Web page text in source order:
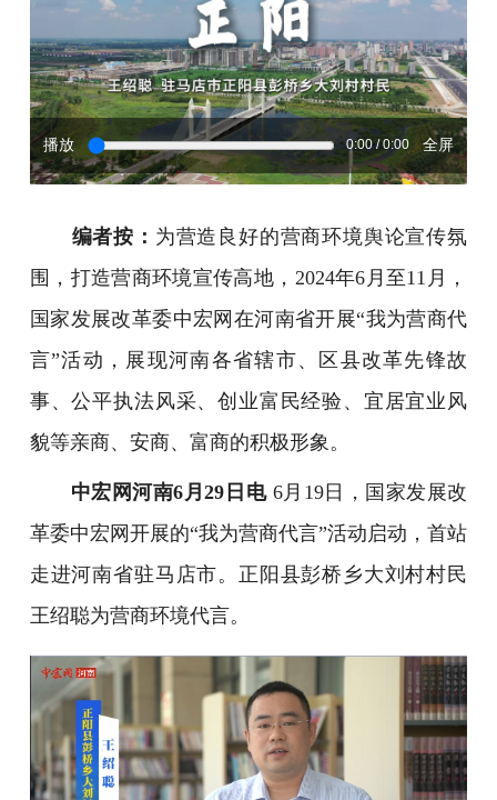
播放 0:00 / 0:00 全屏
编者按： 为营造良好的营商环境舆论宣传氛
围，打造营商环境宣传高地，2024年6月至11月，
国家发展改革委中宏网在河南省开展“我为营商代
言”活动，展现河南各省辖市、区县改革先锋故
事、公平执法风采、创业富民经验、宜居宜业风
貌等亲商、安商、富商的积极形象。
中宏网河南6月29日电6月19日，国家发展改
革委中宏网开展的“我为营商代言”活动启动，首站
走进河南省驻马店市。正阳县彭桥乡大刘村村民
王绍聪为营商环境代言。